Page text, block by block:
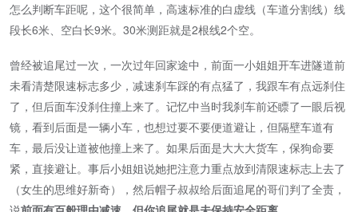
怎么判断车距呢，这个很简单，高速标准的白虚线（车道分割线）线
段长6米、空白长9米。30米测距就是2根线2个空。
曾经被追尾过一次，一次过年回家途中，前面一小姐姐开车进隧道前
未看清楚限速标志多少，减速刹车踩的有点猛了，我跟车有点远刹住
了，但后面车没刹住撞上来了。记忆中当时我刹车前还瞟了一眼后视
镜，看到后面是一辆小车，也想过要不要便道避让，但隔壁车道有
车，最后没让道被他撞上来了。如果后面是大大大货车，保狗命要
紧，直接避让。事后小姐姐说她把注意力重点放到清限速标志上去了
（女生的思维好新奇），然后帽子叔叔给后面追尾的哥们判了全责，